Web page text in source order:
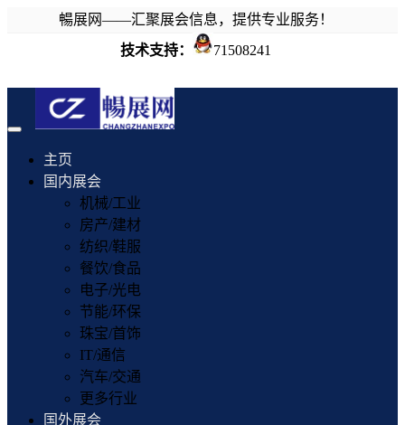
暢展网——汇聚展会信息，提供专业服务！
技术支持：
71508241
Toggle
navigation
主页
国内展会
机械/工业
房产/建材
纺织/鞋服
餐饮/食品
电子/光电
节能/环保
珠宝/首饰
IT/通信
汽车/交通
更多行业
国外展会